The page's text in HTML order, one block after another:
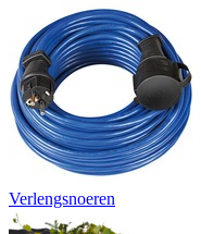
Verlengsnoeren